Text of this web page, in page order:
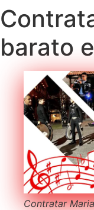
barato
Contratar